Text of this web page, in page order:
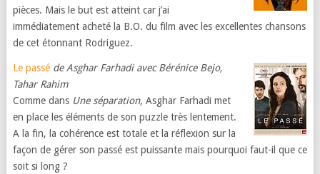
pièces. Mais le but est atteint car j’ai
immédiatement acheté la B.O. du film avec les excellentes chansons
de cet étonnant Rodriguez.
Le passé de Asghar Farhadi avec Bérénice Bejo,
Tahar Rahim
Comme dans Une séparation, Asghar Farhadi met
en place les éléments de son puzzle très lentement.
A la fin, la cohérence est totale et la réflexion sur la
façon de gérer son passé est puissante mais pourquoi faut-il que ce
soit si long ?